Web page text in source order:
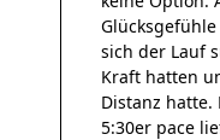
sich der Lauf
Kraft hatten
Distanz hatte.
5:30er pace